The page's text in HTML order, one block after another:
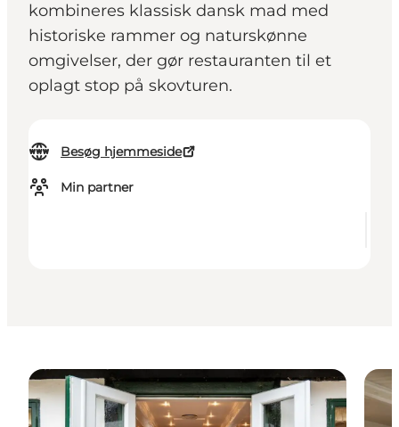
kombineres klassisk dansk mad med
historiske rammer og naturskønne
omgivelser, der gør restauranten til et
oplagt stop på skovturen.
Besøg hjemmeside
Min partner